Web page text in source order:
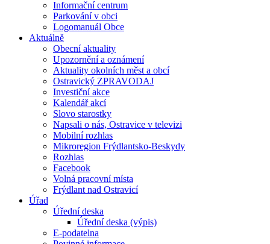
Informační centrum
Parkování v obci
Logomanuál Obce
Aktuálně
Obecní aktuality
Upozornění a oznámení
Aktuality okolních měst a obcí
Ostravický ZPRAVODAJ
Investiční akce
Kalendář akcí
Slovo starostky
Napsali o nás, Ostravice v televizi
Mobilní rozhlas
Mikroregion Frýdlantsko-Beskydy
Rozhlas
Facebook
Volná pracovní místa
Frýdlant nad Ostravicí
Úřad
Úřední deska
Úřední deska (výpis)
E-podatelna